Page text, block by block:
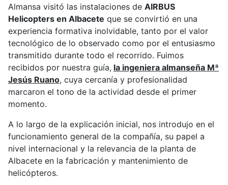
Almansa visitó las instalaciones de AIRBUS
Helicopters en Albacete que se convirtió en una
experiencia formativa inolvidable, tanto por el valor
tecnológico de lo observado como por el entusiasmo
transmitido durante todo el recorrido. Fuimos
recibidos por nuestra guía, la ingeniera almanseña Mª
Jesús Ruano, cuya cercanía y profesionalidad
marcaron el tono de la actividad desde el primer
momento.
A lo largo de la explicación inicial, nos introdujo en el
funcionamiento general de la compañía, su papel a
nivel internacional y la relevancia de la planta de
Albacete en la fabricación y mantenimiento de
helicópteros.